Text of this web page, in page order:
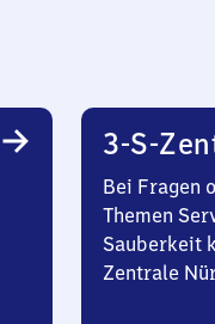
3-S-
Bei Fragen
Themen
Sauberkeit
Zentrale